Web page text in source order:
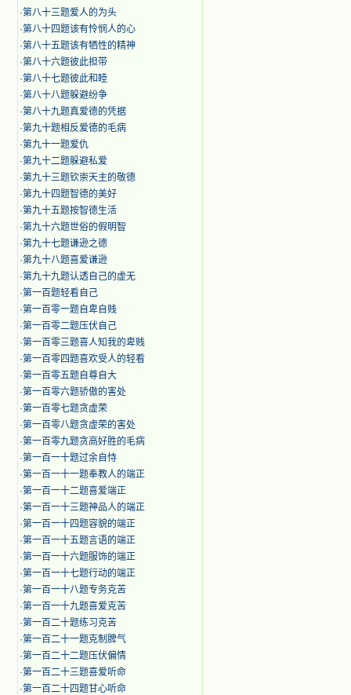
·第八十三题爱人的为头
·第八十四题该有怜悯人的心
·第八十五题该有牺性的精神
·第八十六题彼此担带
·第八十七题彼此和睦
·第八十八题躲避纷争
·第八十九题真爱德的凭据
·第九十题相反爱德的毛病
·第九十一题爱仇
·第九十二题躲避私爱
·第九十三题钦崇天主的敬德
·第九十四题智德的美好
·第九十五题按智德生活
·第九十六题世俗的假明智
·第九十七题谦逊之德
·第九十八题喜爱谦逊
·第九十九题认透自己的虚无
·第一百题轻看自己
·第一百零一题自卑自贱
·第一百零二题压伏自己
·第一百零三题喜人知我的卑贱
·第一百零四题喜欢受人的轻看
·第一百零五题自尊自大
·第一百零六题骄傲的害处
·第一百零七题贪虚荣
·第一百零八题贪虚荣的害处
·第一百零九题贪高好胜的毛病
·第一百一十题过余自恃
·第一百一十一题奉教人的端正
·第一百一十二题喜爱端正
·第一百一十三题神品人的端正
·第一百一十四题容貌的端正
·第一百一十五题言语的端正
·第一百一十六题服饰的端正
·第一百一十七题行动的端正
·第一百一十八题专务克苦
·第一百一十九题喜爱克苦
·第一百二十题练习克苦
·第一百二十一题克制脾气
·第一百二十二题压伏偏情
·第一百二十三题喜爱听命
·第一百二十四题甘心听命